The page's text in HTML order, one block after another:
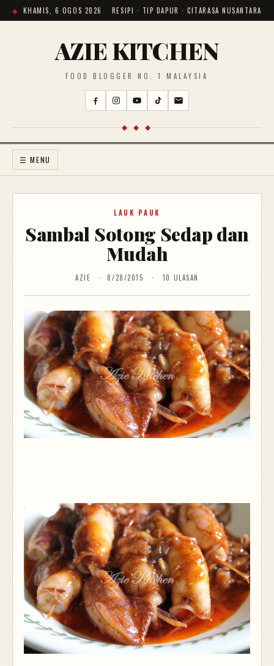
KHAMIS, 6 OGOS 2026 RESIPI · TIP DAPUR · CITARASA NUSANTARA
AZIE KITCHEN
FOOD BLOGGER NO. 1 MALAYSIA
◆ ◆ ◆
☰ MENU
LAUK PAUK
Sambal Sotong Sedap dan
Mudah
AZIE 8/28/2015 10 ULASAN